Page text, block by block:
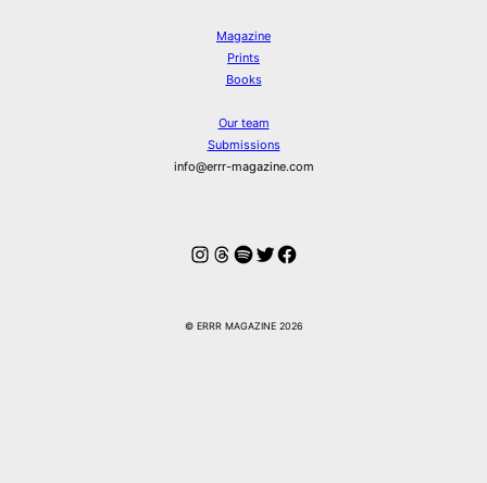
Magazine
Prints
Books
Our team
Submissions
info@errr-magazine.com
Instagram
Threads
Spotify
Twitter
Facebook
© ERRR MAGAZINE 2026